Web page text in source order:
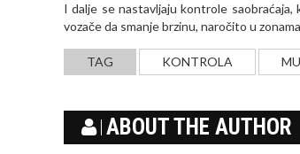
I dalje se nastavljaju kontrole
vozače da smanje brzinu, naročito u
TAG KONTROLA
ABOUT THE AUTHOR